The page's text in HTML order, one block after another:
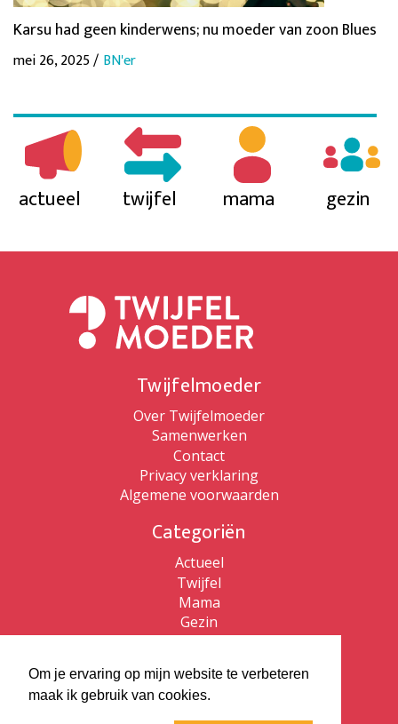
Om je ervaring op mijn website te verbeteren
maak ik gebruik van cookies.
Karsu had geen kinderwens; nu moeder van zoon Blues
mei 26, 2025 / BN'er
actueel twijfel mama gezin
Twijfelmoeder
Over Twijfelmoeder
Samenwerken
Contact
Privacy verklaring
Algemene voorwaarden
Categoriën
Actueel
Twijfel
Mama
Gezin
Patricia de Ryck
Patricia de Ryck